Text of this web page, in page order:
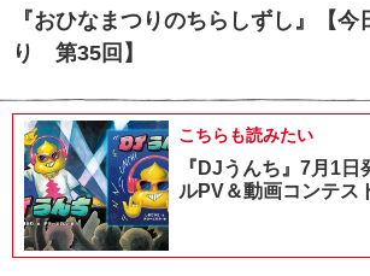
『おひなまつりのちらしずし』【今
り 第35回】
こちらも読みたい
『DJうんち』7月1日
ルPV＆動画コンテス